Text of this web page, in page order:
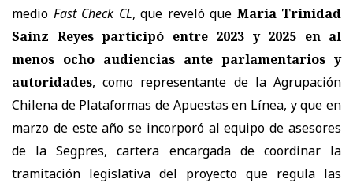
medio Fast Check CL, que reveló que María Trinidad
Sainz Reyes participó entre 2023 y 2025 en al
menos ocho audiencias ante parlamentarios y
autoridades, como representante de la Agrupación
Chilena de Plataformas de Apuestas en Línea, y que en
marzo de este año se incorporó al equipo de asesores
de la Segpres, cartera encargada de coordinar la
tramitación legislativa del proyecto que regula las